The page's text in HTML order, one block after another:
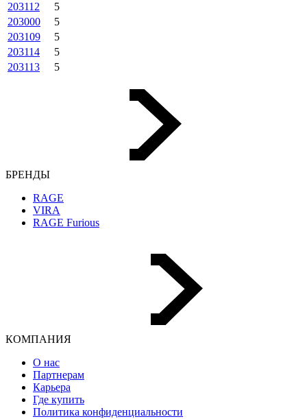
203112
5
203000
5
203109
5
203114
5
203113
5
БРЕНДЫ
RAGE
VIRA
RAGE Furious
КОМПАНИЯ
О нас
Партнерам
Карьера
Где купить
Политика конфиденциальности